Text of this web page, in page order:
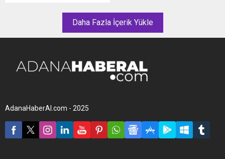
“Sportif, Mali, Sosyal
Sorumluluk, Personel,
Hukuki kriterlerimiz
“Kıymetli Bulut Yeşil İnşaat
Daha Fazla İçerik Yükle
AdanaHaberAl.com - 2025